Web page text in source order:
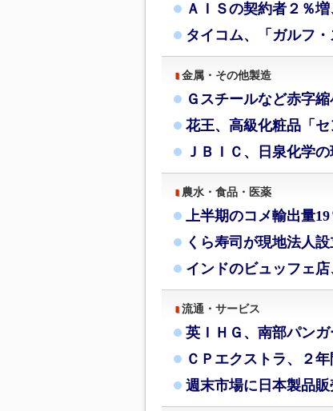
ＡＩＳの契約者２％
タイコム、「ガルフ
金属・その他製造
Ｇスチールなど赤字
花王、高級化粧品「
ＪＢＩＣ、日泉化学
農水・食品・医薬
上半期のコメ輸出量
くら寿司が現地法人
インドのビュッフェ
流通・サービス
英ＩＨＧ、南部パン
ＣＰエクストラ、２
週末市場に日本製品